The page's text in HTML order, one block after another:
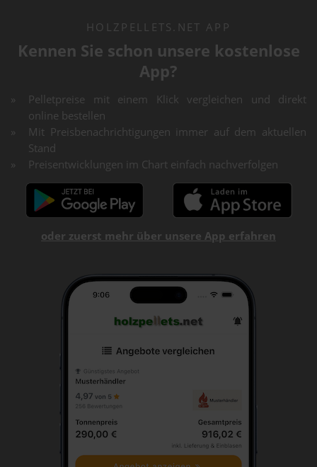
HOLZPELLETS.NET APP
Kennen Sie schon unsere kostenlose
App?
Pelletpreise mit einem Klick vergleichen und direkt
online bestellen
Mit Preisbenachrichtigungen immer auf dem aktuellen
Stand
Preisentwicklungen im Chart einfach nachverfolgen
oder zuerst mehr über unsere App erfahren